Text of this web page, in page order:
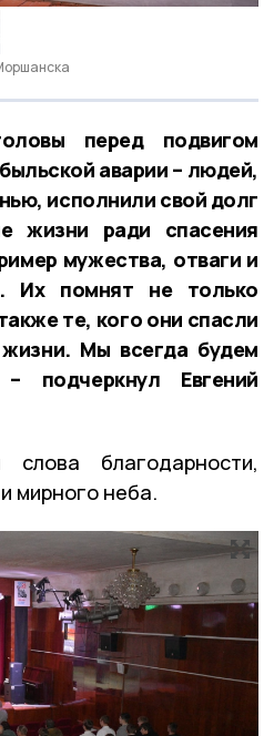
перед подвигом
аварии – людей,
исполнили свой долг
жизни ради спасения
мужества, отваги и
Их помнят не только
те, кого они спасли
Мы всегда будем
подчеркнул Евгений
благодарности,
мирного неба.